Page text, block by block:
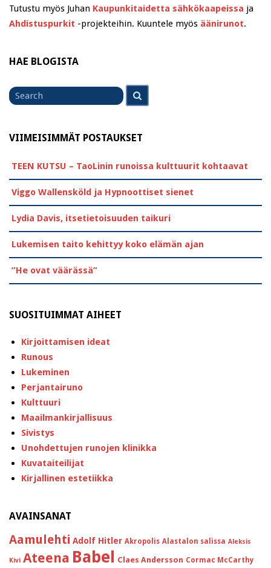
Tutustu myös Juhan Kaupunkitaidetta sähkökaapeissa ja
Ahdistuspurkit -projekteihin. Kuuntele myös äänirunot.
HAE BLOGISTA
Search
for
VIIMEISIMMÄT POSTAUKSET
TEEN KUTSU – TaoLinin runoissa kulttuurit kohtaavat
Viggo Wallensköld ja Hypnoottiset sienet
Lydia Davis, itsetietoisuuden taikuri
Lukemisen taito kehittyy koko elämän ajan
”He ovat väärässä”
SUOSITUIMMAT AIHEET
Kirjoittamisen ideat
Runous
Lukeminen
Perjantairuno
Kulttuuri
Maailmankirjallisuus
Sivistys
Unohdettujen runojen klinikka
Kuvataiteilijat
Kirjallinen estetiikka
AVAINSANAT
Aamulehti Adolf Hitler Akropolis Alastalon salissa Aleksis
Kivi Ateena Babel Claes Andersson Cormac McCarthy